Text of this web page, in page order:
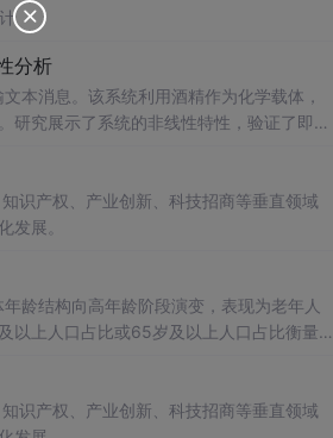
分析
本消息。该系统利用酒精作为化学载体，
究展示了系统的非线性特性，验证了即使
测试平台研究非线性信道建模、环境干
读建议：此资源强调
识产权、产业创新、科技招商等垂直领域
发展。
龄结构向高年龄阶段演变，表现为老年人
关指标数据，含65岁及以上人口、65岁及
识产权、产业创新、科技招商等垂直领域